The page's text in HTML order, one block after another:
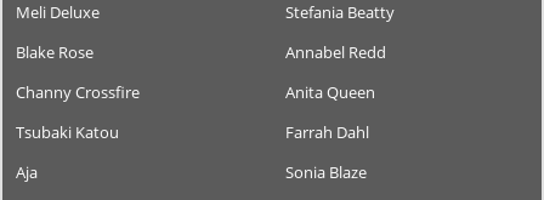
Meli Deluxe
Stefania Beatty
Blake Rose
Annabel Redd
Channy Crossfire
Anita Queen
Tsubaki Katou
Farrah Dahl
Aja
Sonia Blaze